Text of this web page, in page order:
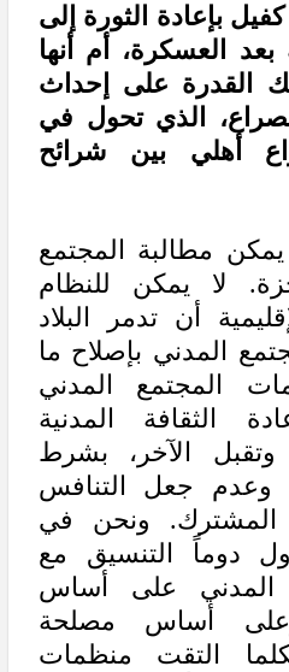
بإعادة الثورة إلى
العسكرة، أم أنها
القدرة على إحداث
الذي تحول في
أهلي بين شرائح
مطالبة المجتمع
لا يمكن للنظام
أن تدمر البلاد
المدني بإصلاح ما
المجتمع المدني
الثقافة المدنية
الآخر، بشرط
وعدم جعل التنافس
المشترك. ونحن في
دوماً التنسيق مع
المدني على أساس
أساس مصلحة
التقت منظمات